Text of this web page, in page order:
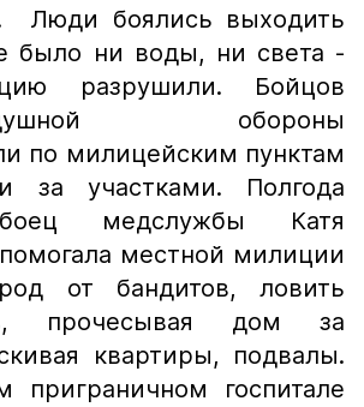
Люди боялись выходить
было ни воды, ни света -
разрушили. Бойцов
обороны
по милицейским пунктам
за участками. Полгода
медслужбы Катя
местной милиции
от бандитов, ловить
прочесывая дом за
квартиры, подвалы.
приграничном госпитале